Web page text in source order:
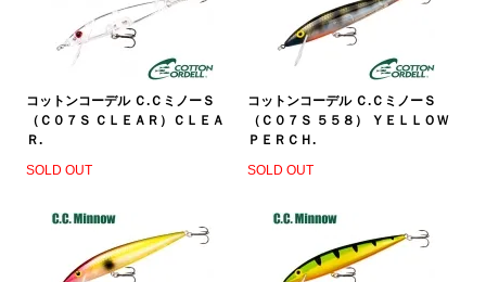
コットンコーデル Ｃ.ＣミノーＳ
（Ｃ０７Ｓ ＣＬＥＡＲ）ＣＬＥＡ
Ｒ.
SOLD OUT
コットンコーデル Ｃ.ＣミノーＳ
（Ｃ０７Ｓ ５５８） ＹＥＬＬＯＷ
ＰＥＲＣＨ.
SOLD OUT